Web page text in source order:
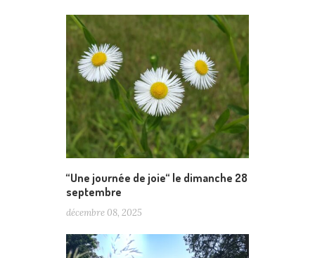
“Une journée de joie“ le dimanche 28
septembre
décembre 08, 2025